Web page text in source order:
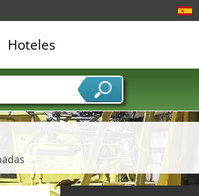
Hoteles
de servicios